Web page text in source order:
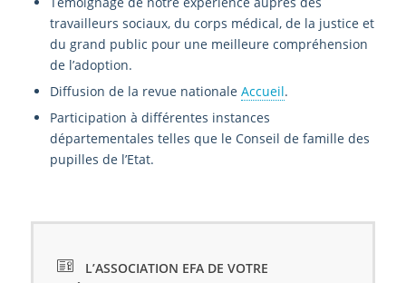
travailleurs sociaux, du corps médical, de la justice et
du grand public pour une meilleure compréhension
de l’adoption.
Diffusion de la revue nationale Accueil.
Participation à différentes instances
départementales telles que le Conseil de famille des
pupilles de l’Etat.
L’ASSOCIATION EFA DE VOTRE